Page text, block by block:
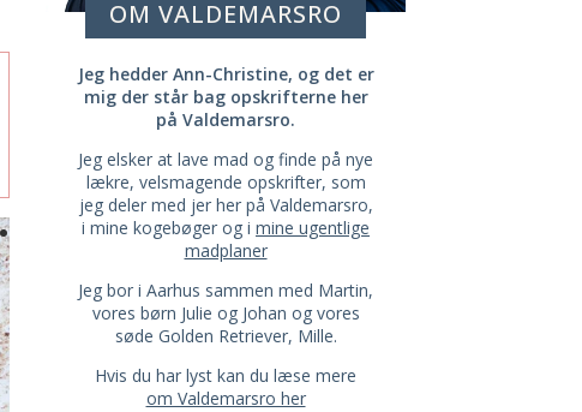
OM VALDEMARSRO
Jeg hedder Ann-Christine, og det er
mig der står bag opskrifterne her
på Valdemarsro.
Jeg elsker at lave mad og finde på nye
lækre, velsmagende opskrifter, som
jeg deler med jer her på Valdemarsro,
i mine kogebøger og i mine ugentlige
madplaner
Jeg bor i Aarhus sammen med Martin,
vores børn Julie og Johan og vores
søde Golden Retriever, Mille.
Hvis du har lyst kan du læse mere
om Valdemarsro her